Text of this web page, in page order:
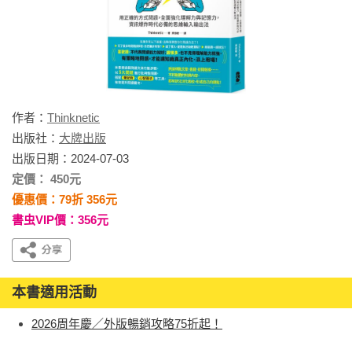
作者： Thinknetic
出版社： 大牌出版
出版日期：2024-07-03
定價： 450元
優惠價：79折 356元
書虫VIP價：356元
本書適用活動
2026周年慶／外版暢銷攻略75折起！